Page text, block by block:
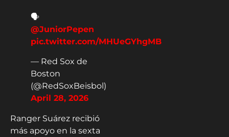
🗣️
@JuniorPepen
pic.twitter.com/MHUeGYhgMB
— Red Sox de
Boston
(@RedSoxBeisbol)
April 28, 2026
Ranger Suárez recibió
más apoyo en la sexta